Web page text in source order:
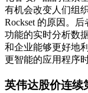
有机会改变人们组
Rockset 的原因。
功能的实时分析数
和企业能够更好地
更智能的应用程序
英伟达股价连续